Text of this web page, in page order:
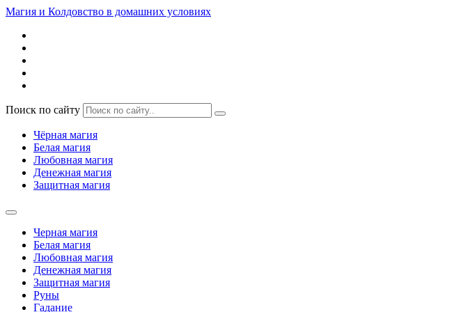
Магия и Колдовство в домашних условиях
Поиск по сайту
Чёрная магия
Белая магия
Любовная магия
Денежная магия
Защитная магия
Черная магия
Белая магия
Любовная магия
Денежная магия
Защитная магия
Руны
Гадание